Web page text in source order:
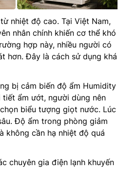
nhiệt độ cao. Tại Việt Nam,
nhân chính khiến cơ thể khó
hợp này, nhiều người có
hơn. Đây là cách sử dụng khá
bị cảm biến độ ẩm Humidity
tiết ẩm ướt, người dùng nên
biểu tượng giọt nước. Lúc
Độ ẩm trong phòng giảm
không cần hạ nhiệt độ quá
chuyên gia điện lạnh khuyến